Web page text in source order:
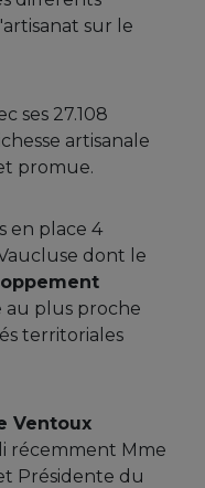
sur le
ses 27.108
artisanale
promue.
en place 4
dont le
au plus proche
territoriales
Ventoux
récemment Mme
Présidente du